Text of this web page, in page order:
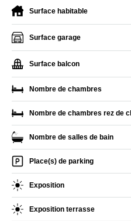
Surface habitable
Surface garage
Surface balcon
Nombre de chambres
Nombre de chambres rez de
Nombre de salles de bain
Place(s) de parking
Exposition
Exposition terrasse